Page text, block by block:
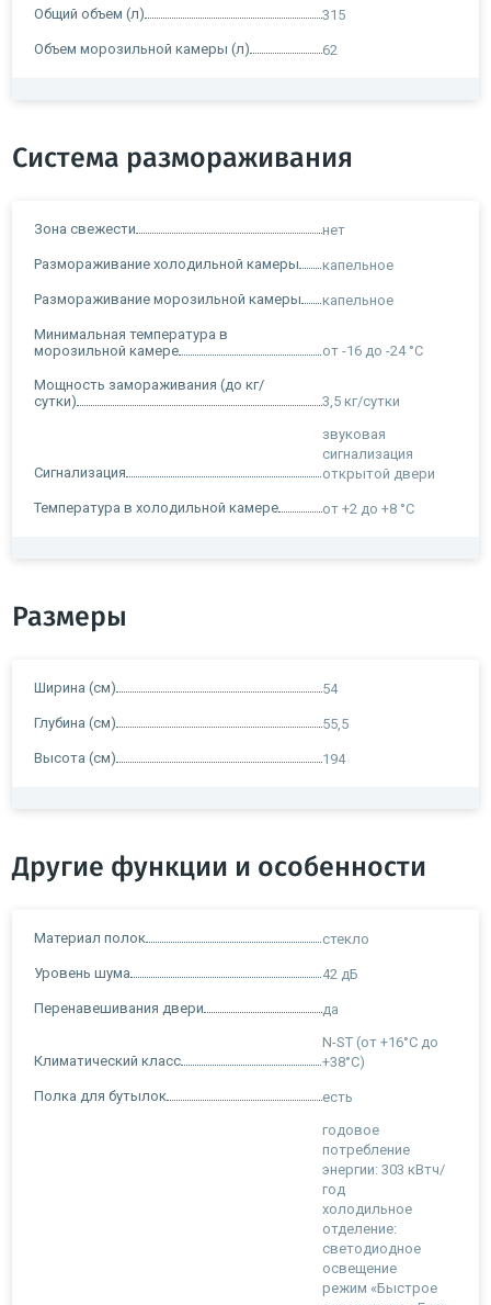
Общий объем (л) 315
Объем морозильной камеры (л) 62
Система размораживания
Зона свежести нет
Размораживание холодильной камеры капельное
Размораживание морозильной камеры капельное
Минимальная температура в
морозильной камере
от -16 до -24 °C
Мощность замораживания (до кг/
сутки)
3,5 кг/cутки
Сигнализация
звуковая
сигнализация
открытой двери
Температура в холодильной камере от +2 до +8 °C
Размеры
Ширина (см) 54
Глубина (см) 55,5
Высота (см) 194
Другие функции и особенности
Материал полок стекло
Уровень шума 42 дБ
Перенавешивания двери да
Климатический класс
N-ST (от +16°C до
+38°C)
Полка для бутылок есть
годовое
потребление
энергии: 303 кВтч/
год
холодильное
отделение:
светодиодное
освещение
режим «Быстрое